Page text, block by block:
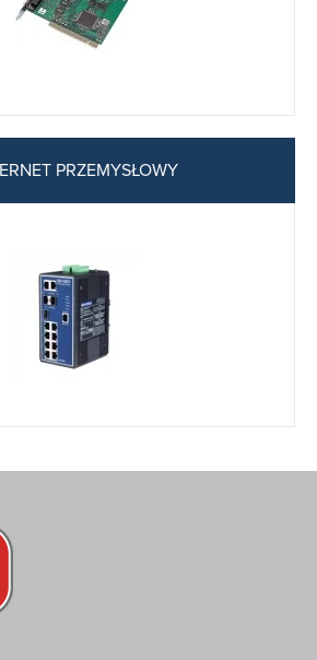
PRZEMYSŁOWY